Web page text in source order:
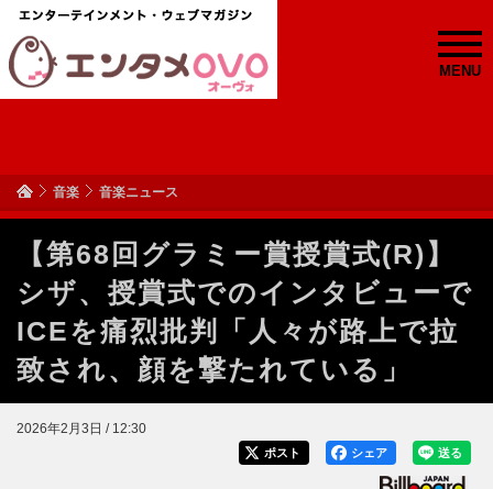
MENU
音楽 音楽ニュース
【第68回グラミー賞授賞式(R)】
シザ、授賞式でのインタビューで
ICEを痛烈批判「人々が路上で拉
致され、顔を撃たれている」
2026年2月3日 / 12:30
送る
シェア
ポスト